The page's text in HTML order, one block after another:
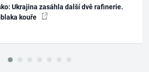
Ukrajina zasáhla další dvě rafinerie.
kouře